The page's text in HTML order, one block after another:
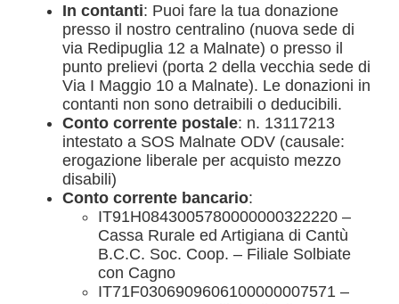
In contanti: Puoi fare la tua donazione
presso il nostro centralino (nuova sede di
via Redipuglia 12 a Malnate) o presso il
punto prelievi (porta 2 della vecchia sede di
Via I Maggio 10 a Malnate). Le donazioni in
contanti non sono detraibili o deducibili.
Conto corrente postale: n. 13117213
intestato a SOS Malnate ODV (causale:
erogazione liberale per acquisto mezzo
disabili)
Conto corrente bancario:
IT91H0843005780000000322220 –
Cassa Rurale ed Artigiana di Cantù
B.C.C. Soc. Coop. – Filiale Solbiate
con Cagno
IT71F0306909606100000007571 –